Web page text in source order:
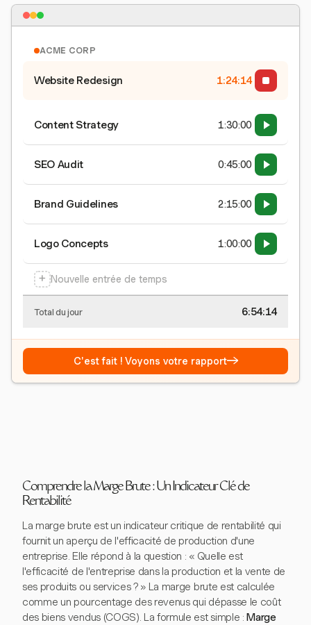
ACME CORP
Website Redesign 1:24:15
Content Strategy 1:30:00
SEO Audit 0:45:00
Brand Guidelines 2:15:00
Logo Concepts 1:00:00
+ Nouvelle entrée de temps
Total du jour 6:54:15
C'est fait ! Voyons votre rapport→
Comprendre la Marge Brute : Un Indicateur Clé de
Rentabilité
La marge brute est un indicateur critique de rentabilité qui
fournit un aperçu de l'efficacité de production d'une
entreprise. Elle répond à la question : « Quelle est
l'efficacité de l'entreprise dans la production et la vente de
ses produits ou services ? » La marge brute est calculée
comme un pourcentage des revenus qui dépasse le coût
des biens vendus (COGS). La formule est simple :Marge